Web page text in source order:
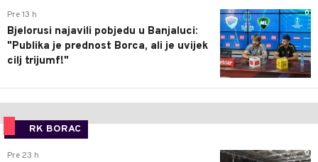
0
Pre 13 h
Bjelorusi najavili pobjedu u Banjaluci:
"Publika je prednost Borca, ali je uvijek
cilj trijumf!"
RK BORAC
0
Pre 23 h